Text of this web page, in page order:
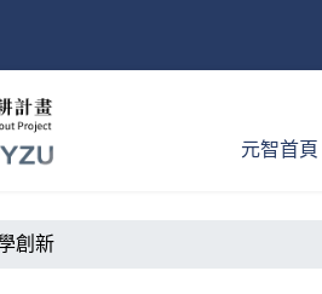
元智首頁
創新